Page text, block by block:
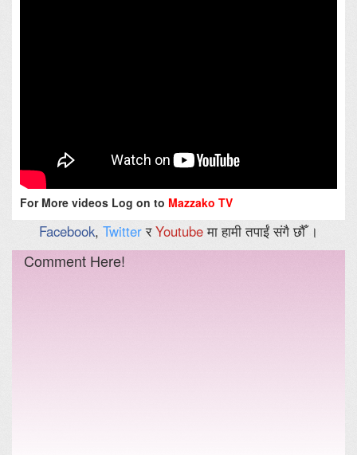
For More videos Log on to Mazzako TV
Facebook, TwitterरYoutubeमा हामी तपाईं संगै छौँ ।
Comment Here!